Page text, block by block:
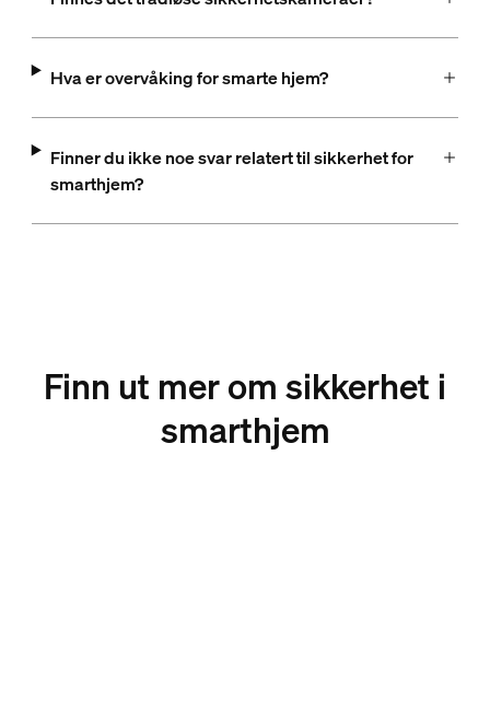
Hva er overvåking for smarte hjem?
Finner du ikke noe svar relatert til sikkerhet for
smarthjem?
Finn ut mer om sikkerhet i
smarthjem